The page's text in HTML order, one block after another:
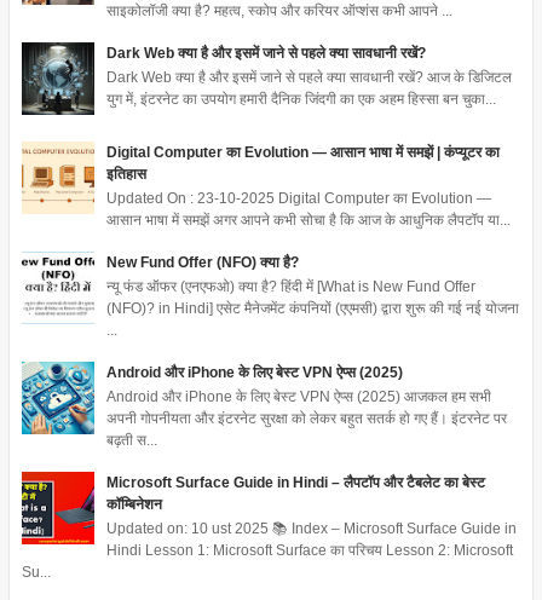
साइकोलॉजी क्या है? महत्व, स्कोप और करियर ऑप्शंस कभी आपने ...
Dark Web क्या है और इसमें जाने से पहले क्या सावधानी रखें?
Dark Web क्या है और इसमें जाने से पहले क्या सावधानी रखें? आज के डिजिटल
युग में, इंटरनेट का उपयोग हमारी दैनिक जिंदगी का एक अहम हिस्सा बन चुका...
Digital Computer का Evolution — आसान भाषा में समझें | कंप्यूटर का
इतिहास
Updated On : 23-10-2025 Digital Computer का Evolution —
आसान भाषा में समझें अगर आपने कभी सोचा है कि आज के आधुनिक लैपटॉप या...
New Fund Offer (NFO) क्या है?
न्यू फंड ऑफर (एनएफओ) क्या है? हिंदी में [What is New Fund Offer
(NFO)? in Hindi] एसेट मैनेजमेंट कंपनियों (एएमसी) द्वारा शुरू की गई नई योजना
...
Android और iPhone के लिए बेस्ट VPN ऐप्स (2025)
Android और iPhone के लिए बेस्ट VPN ऐप्स (2025) आजकल हम सभी
अपनी गोपनीयता और इंटरनेट सुरक्षा को लेकर बहुत सतर्क हो गए हैं। इंटरनेट पर
बढ़ती स...
Microsoft Surface Guide in Hindi – लैपटॉप और टैबलेट का बेस्ट
कॉम्बिनेशन
Updated on: 10 ust 2025 📚 Index – Microsoft Surface Guide in
Hindi Lesson 1: Microsoft Surface का परिचय Lesson 2: Microsoft
Su...